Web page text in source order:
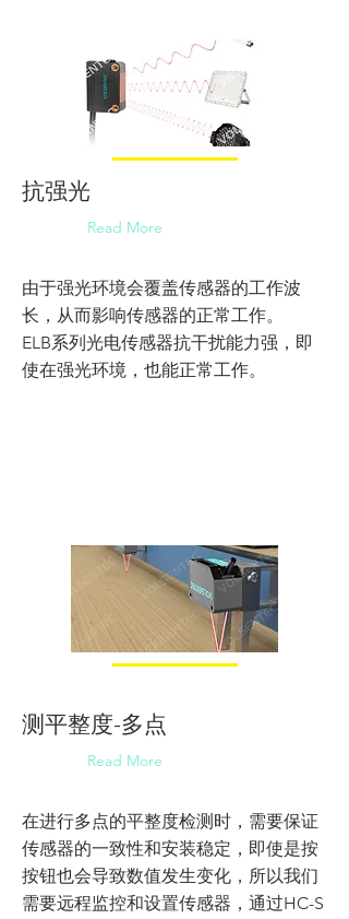
抗强光
Read More
由于强光环境会覆盖传感器的工作波
长，从而影响传感器的正常工作。
ELB系列光电传感器抗干扰能力强，即
使在强光环境，也能正常工作。
测平整度-多点
Read More
在进行多点的平整度检测时，需要保证
传感器的一致性和安装稳定，即使是按
按钮也会导致数值发生变化，所以我们
需要远程监控和设置传感器，通过HC-S